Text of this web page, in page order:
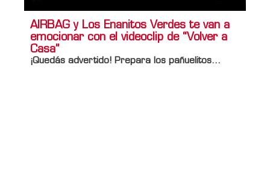
AIRBAG y Los Enanitos Verdes te van a
emocionar con el videoclip de “Volver a
Casa”
¡Quedás advertido! Prepara los pañuelitos…